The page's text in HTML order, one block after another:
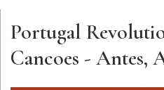
Portugal
Cancoes - Antes,